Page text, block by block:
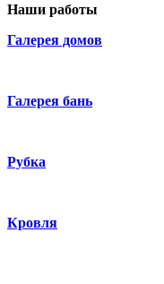
Наши работы
Галерея домов
Галерея бань
Рубка
Кровля